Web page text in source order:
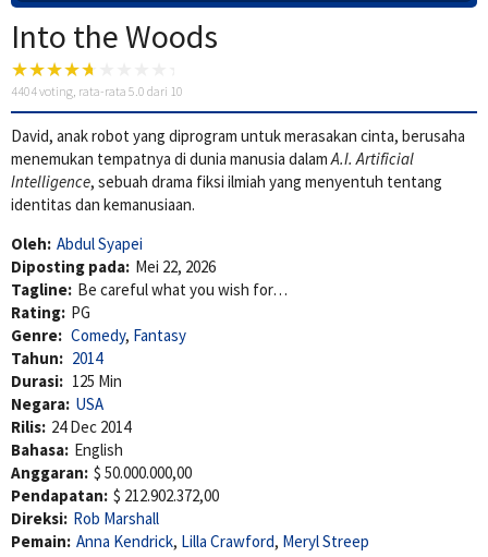
Into the Woods
4404voting, rata-rata 5.0 dari 10
David, anak robot yang diprogram untuk merasakan cinta, berusaha
menemukan tempatnya di dunia manusia dalamA.I. Artificial
Intelligence, sebuah drama fiksi ilmiah yang menyentuh tentang
identitas dan kemanusiaan.
Oleh: Abdul Syapei
Diposting pada: Mei 22, 2026
Tagline: Be careful what you wish for…
Rating: PG
Genre: Comedy, Fantasy
Tahun: 2014
Durasi: 125 Min
Negara: USA
Rilis: 24 Dec 2014
Bahasa: English
Anggaran: $ 50.000.000,00
Pendapatan: $ 212.902.372,00
Direksi: Rob Marshall
Pemain: Anna Kendrick, Lilla Crawford, Meryl Streep